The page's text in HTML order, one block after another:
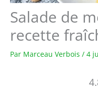
Salade de
recette
Par Marceau Verbois / 4